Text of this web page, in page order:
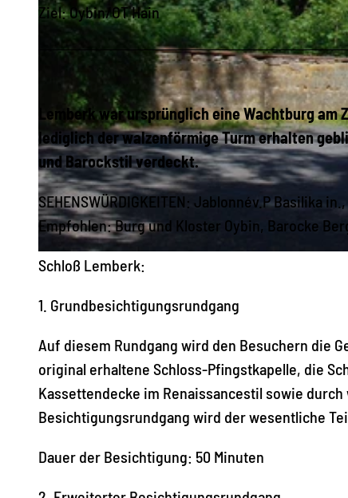
Ziel: Oybin/OT Hain
Lemberk war ursprünglich eine Wachtburg
lediglich der walzenförmige Turm erhalten
und Barockstil verdeckt.
SEHENSWÜRDIGKEITEN: Jablonnév.P Basilika
Empfohlen: Burg und Kloster Oybin, Barocke
Schloß Lemberk:
1. Grundbesichtigungsrundgang
Auf diesem Rundgang wird den Besuchern die
original erhaltene Schloss-Pfingstkapelle, die
Kassettendecke im Renaissancestil sowie
Besichtigungsrundgang wird der wesentliche
Dauer der Besichtigung: 50 Minuten